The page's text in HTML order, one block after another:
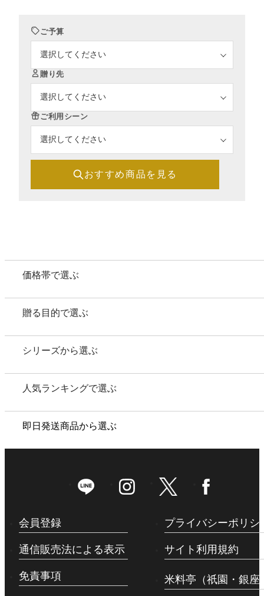
ご予算
贈り先
ご利用シーン
おすすめ商品を見る
価格帯で選ぶ
贈る目的で選ぶ
シリーズから選ぶ
人気ランキングで選ぶ
即日発送商品から選ぶ
会員登録 プライバシーポリシ
通信販売法による表示 サイト利用規約
免責事項
米料亭（祇園・銀座